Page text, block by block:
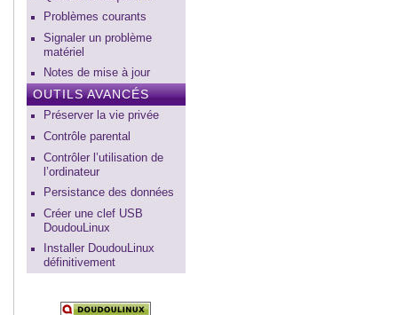
Problèmes courants
Signaler un problème
matériel
Notes de mise à jour
OUTILS AVANCÉS
Préserver la vie privée
Contrôle parental
Contrôler l’utilisation de
l’ordinateur
Persistance des données
Créer une clef USB
DoudouLinux
Installer DoudouLinux
définitivement